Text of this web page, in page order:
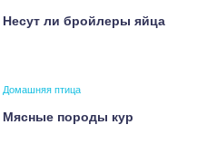
Несут ли бройлеры яйца
Домашняя птица
Мясные породы кур